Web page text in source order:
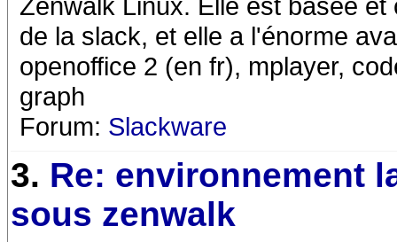
de la slack, et elle a l'énorme
openoffice 2 (en fr), mplayer,
graph
Forum: Slackware
3. Re: environnement
sous zenwalk